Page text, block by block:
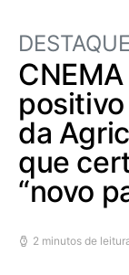
DESTAQUE
da
que
“novo
2 minutos de